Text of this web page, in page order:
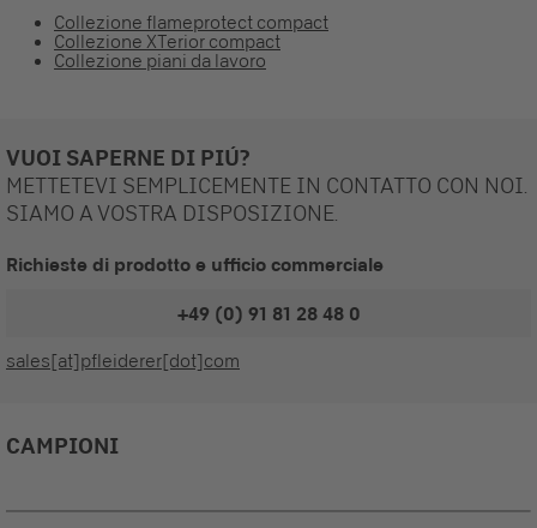
Collezione flameprotect compact
Collezione XTerior compact
Collezione piani da lavoro
VUOI SAPERNE DI PIÚ?
METTETEVI SEMPLICEMENTE IN CONTATTO CON NOI.
SIAMO A VOSTRA DISPOSIZIONE.
Richieste di prodotto e ufficio commerciale
+49 (0) 91 81 28 48 0
sales[at]pfleiderer[dot]com
CAMPIONI